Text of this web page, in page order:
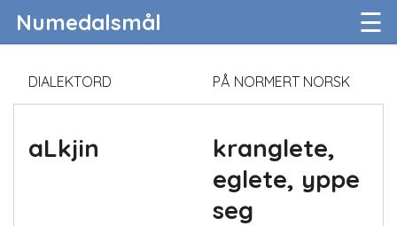
Numedalsmål ☰
DIALEKTORD PÅ NORMERT NORSK
aLkjin
kranglete,
eglete, yppe
seg